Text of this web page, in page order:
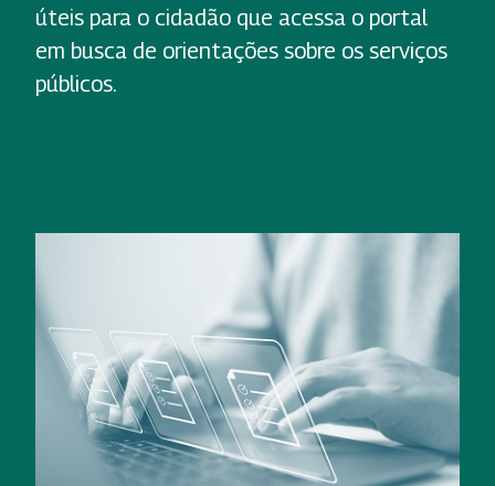
úteis para o cidadão que acessa o portal
em busca de orientações sobre os serviços
públicos.